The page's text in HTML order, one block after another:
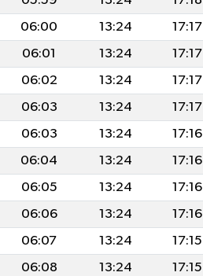
06:00 13:24 17:17
06:01 13:24 17:17
06:02 13:24 17:17
06:03 13:24 17:17
06:03 13:24 17:16
06:04 13:24 17:16
06:05 13:24 17:16
06:06 13:24 17:16
06:07 13:24 17:15
06:08 13:24 17:15